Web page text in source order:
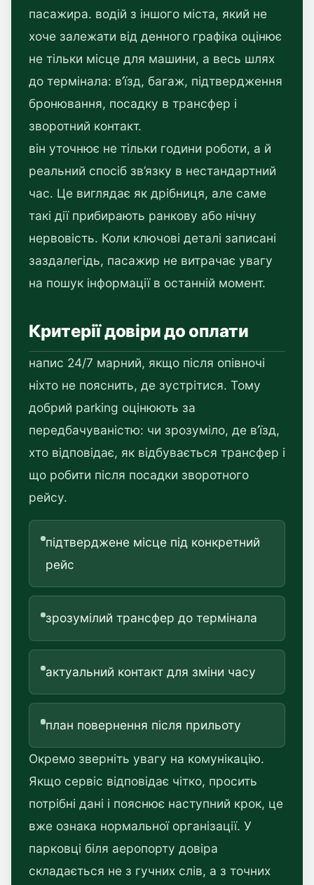
пасажира. водій з іншого міста, який не
хоче залежати від денного графіка оцінює
не тільки місце для машини, а весь шлях
до термінала: в’їзд, багаж, підтвердження
бронювання, посадку в трансфер і
зворотний контакт.
він уточнює не тільки години роботи, а й
реальний спосіб зв’язку в нестандартний
час. Це виглядає як дрібниця, але саме
такі дії прибирають ранкову або нічну
нервовість. Коли ключові деталі записані
заздалегідь, пасажир не витрачає увагу
на пошук інформації в останній момент.
Критерії довіри до оплати
напис 24/7 марний, якщо після опівночі
ніхто не пояснить, де зустрітися. Тому
добрий parking оцінюють за
передбачуваністю: чи зрозуміло, де в’їзд,
хто відповідає, як відбувається трансфер і
що робити після посадки зворотного
рейсу.
підтверджене місце під конкретний
рейс
зрозумілий трансфер до термінала
актуальний контакт для зміни часу
план повернення після прильоту
Окремо зверніть увагу на комунікацію.
Якщо сервіс відповідає чітко, просить
потрібні дані і пояснює наступний крок, це
вже ознака нормальної організації. У
парковці біля аеропорту довіра
складається не з гучних слів, а з точних